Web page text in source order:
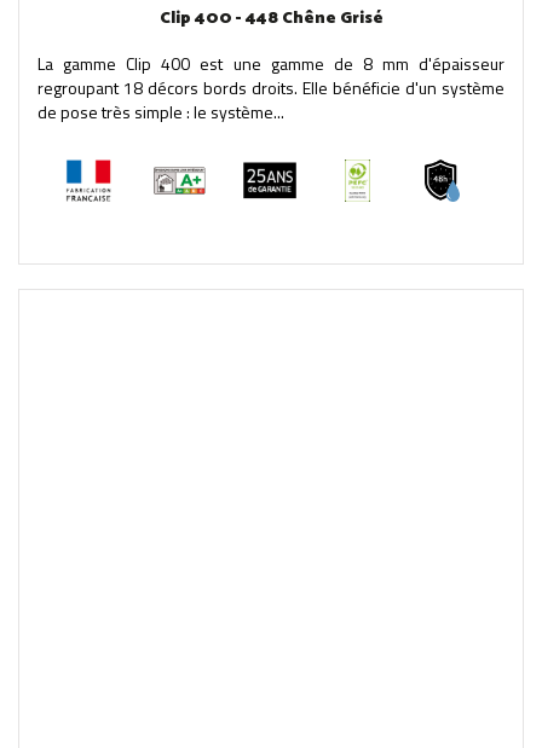
Clip 400 - 448 Chêne Grisé
La gamme Clip 400 est une gamme de 8 mm d'épaisseur
regroupant 18 décors bords droits. Elle bénéficie d'un système
de pose très simple : le système...